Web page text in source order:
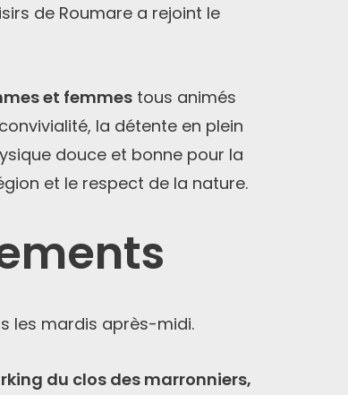
de Roumare a rejoint le
et femmes tous animés
la détente en plein
douce et bonne pour la
et le respect de la nature.
les mardis après-midi.
du clos des marronniers,